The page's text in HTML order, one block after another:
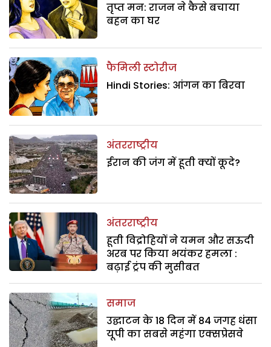
तृप्त मन: राजन ने कैसे बचाया
बहन का घर
फैमिली स्टोरीज
Hindi Stories: आंगन का बिरवा
अंतरराष्ट्रीय
ईरान की जंग में हूती क्यों कूदे?
अंतरराष्ट्रीय
हूती विद्रोहियों ने यमन और सऊदी
अरब पर किया भयंकर हमला :
बढ़ाई ट्रंप की मुसीबत
समाज
उद्घाटन के 18 दिन में 84 जगह धंसा
यूपी का सबसे महंगा एक्सप्रेसवे